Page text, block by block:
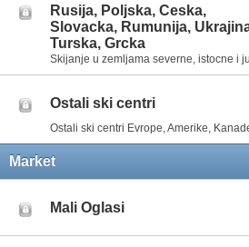
Rusija, Poljska, Ceska,
Slovacka, Rumunija,
Turska, Grcka
Skijanje u zemljama severne, istocne i
Ostali ski centri
Ostali ski centri Evrope, Amerike,
Market
Mali Oglasi